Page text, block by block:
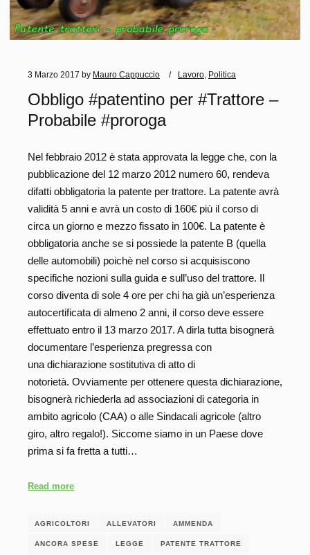
3 Marzo 2017 by Mauro Cappuccio Lavoro Politica
Obbligo #patentino per #Trattore –
Probabile #proroga
Nel febbraio 2012 è stata approvata la legge che, con la
pubblicazione del 12 marzo 2012 numero 60, rendeva
difatti obbligatoria la patente per trattore. La patente avrà
validità 5 anni e avrà un costo di 160€ più il corso di
circa un giorno e mezzo fissato in 100€. La patente è
obbligatoria anche se si possiede la patente B (quella
delle automobili) poichè nel corso si acquisiscono
specifiche nozioni sulla guida e sull’uso del trattore. Il
corso diventa di sole 4 ore per chi ha già un’esperienza
autocertificata di almeno 2 anni, il corso deve essere
effettuato entro il 13 marzo 2017. A dirla tutta bisognerà
documentare l’esperienza pregressa con
una dichiarazione sostitutiva di atto di
notorietà. Ovviamente per ottenere questa dichiarazione,
bisognerà richiederla ad associazioni di categoria in
ambito agricolo (CAA) o alle Sindacali agricole (altro
giro, altro regalo!). Siccome siamo in un Paese dove
prima si fa fretta a tutti…
Read more
AGRICOLTORI ALLEVATORI AMMENDA
ANCORA SPESE LEGGE PATENTE TRATTORE